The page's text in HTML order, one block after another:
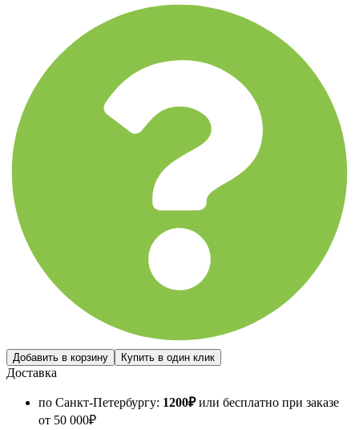
Доставка
по Санкт-Петербургу: 1200₽или бесплатно при заказе
от 50 000₽